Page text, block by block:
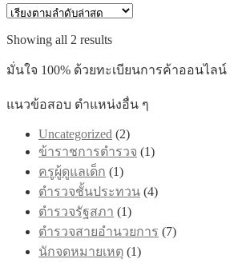
Showing all 2 resultsSorted
latest
มั่นใจ 100% ด้วยทะเบียนการค้าออนไลน์
แนวข้อสอบ ตำแหน่งอื่น ๆ
Uncategorized (2)
ข้าราชการตำรวจ (1)
ครูผู้ดูแลเด็ก (1)
ตำรวจชั้นประทวน (4)
ตำรวจรัฐสภา (1)
ตำรวจสายอำนวยการ (7)
นักจดหมายเหตุ (1)